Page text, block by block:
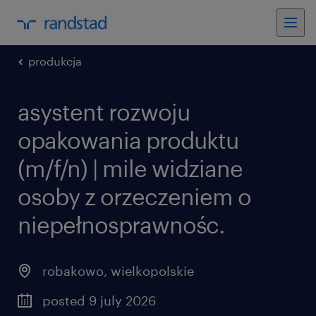
produkcja
asystent rozwoju
opakowania produktu
(m/f/n) | mile widziane
osoby z orzeczeniem o
niepełnosprawnośc.
robakowo, wielkopolskie
posted 9 july 2026